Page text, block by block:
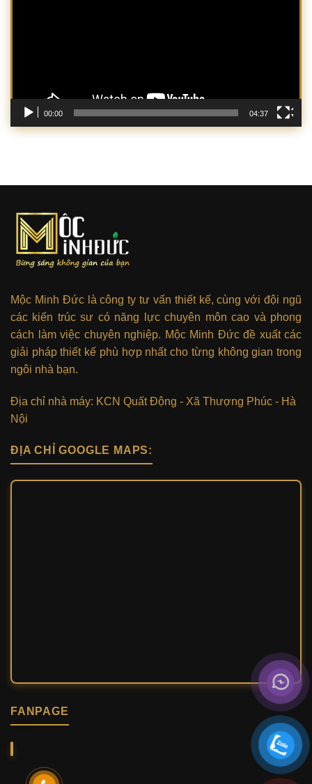
00:00 04:37
Mộc Minh Đức là công ty tư vấn thiết kế, cùng với đội ngũ
các kiến trúc sư có năng lực chuyên môn cao và phong
cách làm việc chuyên nghiệp. Mộc Minh Đức đề xuất các
giải pháp thiết kế phù hợp nhất cho từng không gian trong
ngôi nhà bạn.
Địa chỉ nhà máy: KCN Quất Động - Xã Thượng Phúc - Hà
Nội
ĐỊA CHỈ GOOGLE MAPS:
FANPAGE